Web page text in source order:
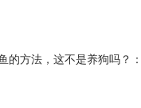
的方法，这不是养狗吗？：